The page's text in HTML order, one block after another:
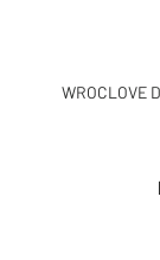
WROCLOVE